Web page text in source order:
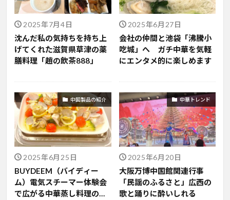
2025年7月4日
沈んだ私の気持ちを持ち上
げてくれた滋賀県草津の薬
膳料理「趙の飲茶888」
2025年6月27日
会社の仲間と池袋「沸騰小
吃城」へ ガチ中華を気軽
にエンタメ的に楽しめます
中国製品の紹介
2025年6月25日
BUYDEEM（バイディー
ム）電気スチーマー体験会
で広がる中華蒸し料理の魅
中華トレンド
2025年6月20日
大阪万博中国館関連行事
「民謡のふるさと」広西の
歌と踊りに酔いしれる